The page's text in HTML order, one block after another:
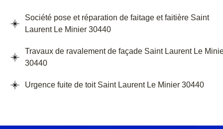
Société pose et réparation de faitage et faitière Saint
Laurent Le Minier 30440
Travaux de ravalement de façade Saint Laurent Le
30440
Urgence fuite de toit Saint Laurent Le Minier 30440